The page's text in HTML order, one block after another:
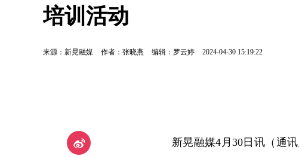
培训活动
来源：新晃融媒 作者：张晓燕 编辑：罗云婷 2024-04-30 15:19:22
新晃融媒4月30日讯（通